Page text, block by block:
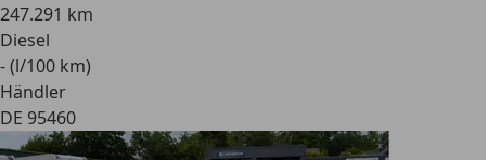
247.291 km
Diesel
- (l/100 km)
Händler
DE 95460